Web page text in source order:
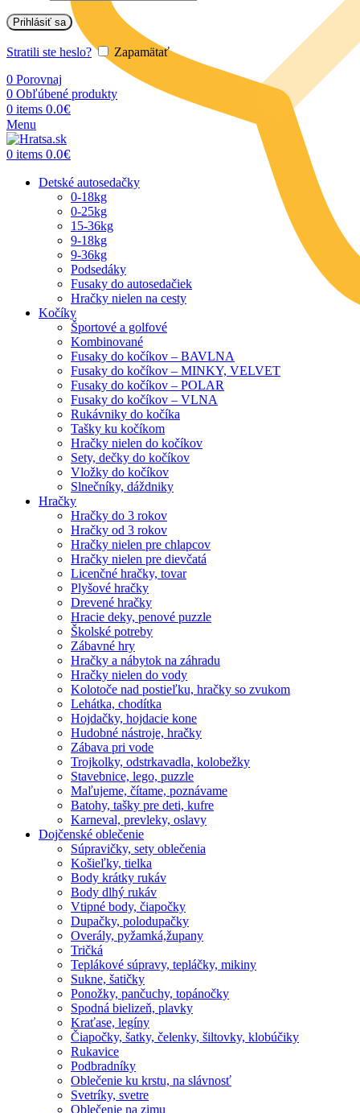
Prihlásiť sa
Stratili ste heslo?
Zapamätať
0 Porovnaj
0 Obľúbené produkty
0 items 0.0€
Menu
0 items 0.0€
Detské autosedačky
0-18kg
0-25kg
15-36kg
9-18kg
9-36kg
Podsedáky
Fusaky do autosedačiek
Hračky nielen na cesty
Kočíky
Športové a golfové
Kombinované
Fusaky do kočíkov – BAVLNA
Fusaky do kočíkov – MINKY, VELVET
Fusaky do kočíkov – POLAR
Fusaky do kočíkov – VLNA
Rukávniky do kočíka
Tašky ku kočíkom
Hračky nielen do kočíkov
Sety, dečky do kočíkov
Vložky do kočíkov
Slnečníky, dáždniky
Hračky
Hračky do 3 rokov
Hračky od 3 rokov
Hračky nielen pre chlapcov
Hračky nielen pre dievčatá
Licenčné hračky, tovar
Plyšové hračky
Drevené hračky
Hracie deky, penové puzzle
Školské potreby
Zábavné hry
Hračky a nábytok na záhradu
Hračky nielen do vody
Kolotoče nad postieľku, hračky so zvukom
Lehátka, chodítka
Hojdačky, hojdacie kone
Hudobné nástroje, hračky
Zábava pri vode
Trojkolky, odstrkavadla, kolobežky
Stavebnice, lego, puzzle
Maľujeme, čítame, poznávame
Batohy, tašky pre deti, kufre
Karneval, prevleky, oslavy
Dojčenské oblečenie
Súpravičky, sety oblečenia
Košieľky, tielka
Body krátky rukáv
Body dlhý rukáv
Vtipné body, čiapočky
Dupačky, polodupačky
Overály, pyžamká,župany
Tričká
Teplákové súpravy, tepláčky, mikiny
Sukne, šatičky
Ponožky, pančuchy, topánočky
Spodná bielizeň, plavky
Kraťase, legíny
Čiapočky, šatky, čelenky, šiltovky, klobúčiky
Rukavice
Podbradníky
Oblečenie ku krstu, na slávnosť
Svetríky, svetre
Oblečenie na zimu